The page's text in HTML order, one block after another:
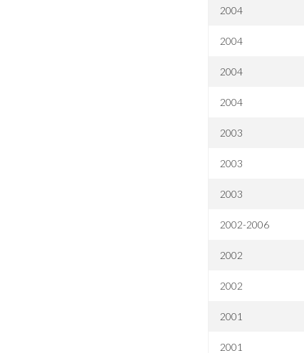
2004
2004
2004
2004
2003
2003
2003
2002-2006
2002
2002
2001
2001